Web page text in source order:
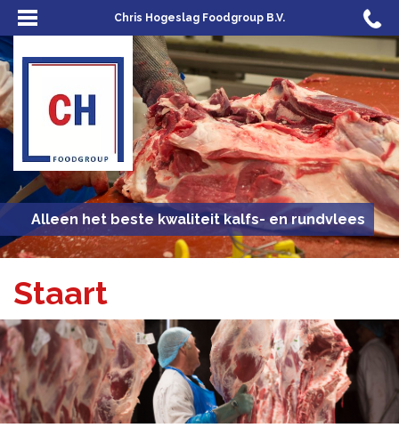
Chris Hogeslag Foodgroup B.V.
Alleen het beste kwaliteit kalfs- en rundvlees
Staart